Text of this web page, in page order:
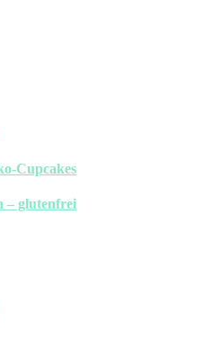
Cupcakes
– glutenfrei